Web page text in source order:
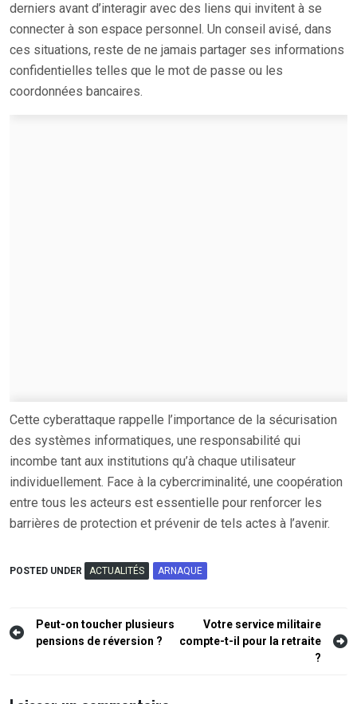
derniers avant d’interagir avec des liens qui invitent à se
connecter à son espace personnel. Un conseil avisé, dans
ces situations, reste de ne jamais partager ses informations
confidentielles telles que le mot de passe ou les
coordonnées bancaires.
Cette cyberattaque rappelle l’importance de la sécurisation
des systèmes informatiques, une responsabilité qui
incombe tant aux institutions qu’à chaque utilisateur
individuellement. Face à la cybercriminalité, une coopération
entre tous les acteurs est essentielle pour renforcer les
barrières de protection et prévenir de tels actes à l’avenir.
POSTED UNDER ACTUALITÉS ARNAQUE
Navigation
Peut-on toucher plusieurs
pensions de réversion ?
Votre service militaire
compte-t-il pour la retraite
?